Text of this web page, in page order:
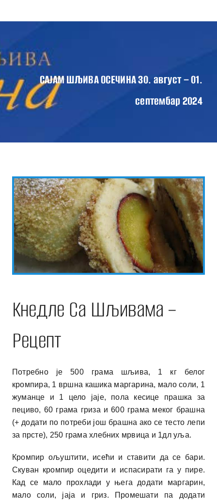
to
О САЈМУ
ПРОГРАМ САЈМА 2024
ВЕСТИ
КОНТАКТ
САЈАМ ШЉИВА ОСЕЧИНА 30. август – 01.
септембар 2024
Кнедле Са Шљивама –
Рецепт
Потребно је 500 грама шљива, 1 кг белог
кромпира, 1 вршна кашика маргарина, мало соли, 1
жуманце и 1 цело јаје, пола кесице прашка за
пециво, 60 грама гриза и 600 грама меког брашна
(+ додати по потреби још брашна ако се тесто лепи
за прсте), 250 грама хлебних мрвица и 1дл уља.
Кромпир ољуштити, исећи и ставити да се бари.
Скуван кромпир оцедити и испасирати га у пире.
Кад се мало прохлади у њега додати маргарин,
мало соли, јаја и гриз. Промешати па додати